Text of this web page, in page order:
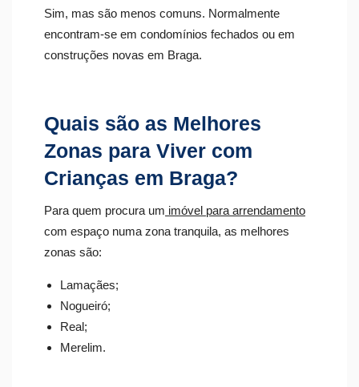
Sim, mas são menos comuns. Normalmente
encontram-se em condomínios fechados ou em
construções novas em Braga.
Quais são as Melhores
Zonas para Viver com
Crianças em Braga?
Para quem procura um imóvel para arrendamento
com espaço numa zona tranquila, as melhores
zonas são:
Lamaçães;
Nogueiró;
Real;
Merelim.